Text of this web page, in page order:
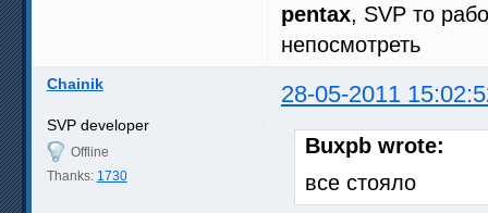
pentax, SVP то
непосмотреть
Chainik 28-05-2011
SVP developer
Offline
Thanks: 1730
Buxpb wrote:
все стояло